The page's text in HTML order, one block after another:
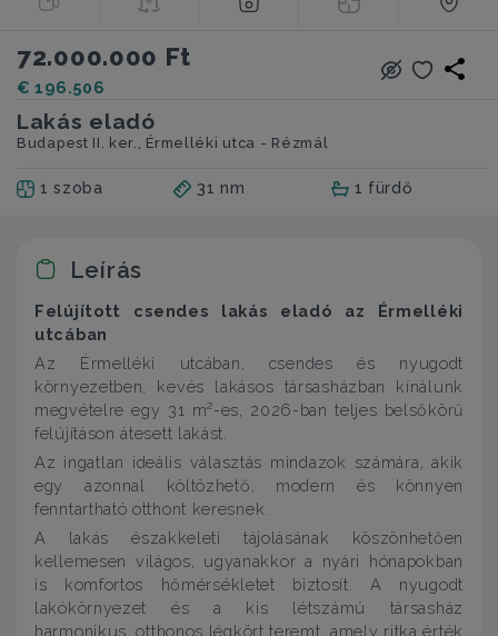
72.000.000 Ft
€ 196.506
Lakás eladó
Budapest II. ker., Érmelléki utca - Rézmál
1 szoba 31 nm 1 fürdő
Leírás
Felújított csendes lakás eladó az Érmelléki
utcában
Az Érmelléki utcában, csendes és nyugodt
környezetben, kevés lakásos társasházban kínálunk
megvételre egy 31 m²-es, 2026-ban teljes belsőkörű
felújításon átesett lakást.
Az ingatlan ideális választás mindazok számára, akik
egy azonnal költözhető, modern és könnyen
fenntartható otthont keresnek.
A lakás északkeleti tájolásának köszönhetően
kellemesen világos, ugyanakkor a nyári hónapokban
is komfortos hőmérsékletet biztosít. A nyugodt
lakókörnyezet és a kis létszámú társasház
harmonikus, otthonos légkört teremt, amely ritka érték